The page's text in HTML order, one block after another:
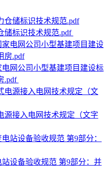
储标识技术规范.pdf
电网公司小型基建项目建设标
.pdf
源接入电网技术规定（文字
站设备验收规范 第9部分：并